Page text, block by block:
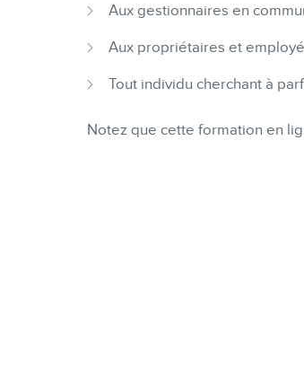
Aux gestionnaires en
Aux propriétaires et
Tout individu cherchant à
Notez que cette formation en